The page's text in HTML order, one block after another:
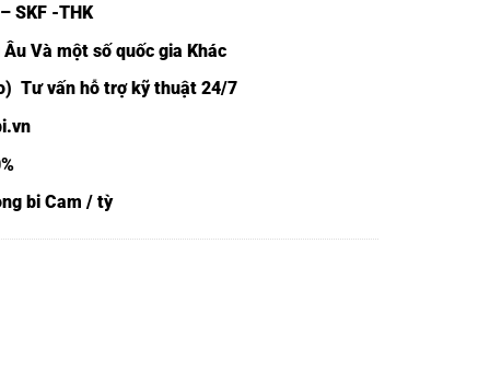
SKF -THK
Và một số quốc gia Khác
Tư vấn hỗ trợ kỹ thuật 24/7
bi Cam / tỳ